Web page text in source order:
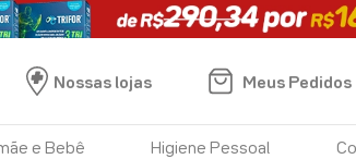
Nossas lojas
Meus Pedidos
e Bebê Higiene Pessoal